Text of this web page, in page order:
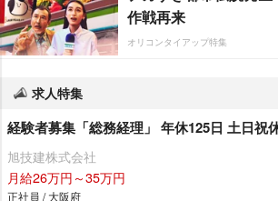
作戦再来
オリコンタイアップ特集
求人特集
経験者募集「総務経理」 年休125日 土日祝
旭技建株式会社
月給26万円～35万円
正社員 / 大阪府